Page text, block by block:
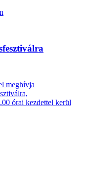
meghívja
órai kezdettel kerül